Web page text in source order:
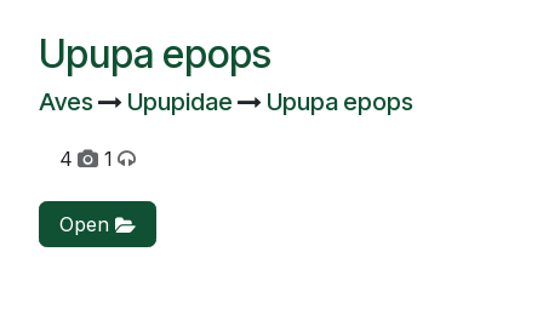
Upupa epops
Aves Upupidae Upupa epops
4 1
Open